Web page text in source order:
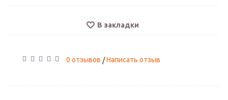
В закладки
0 отзывов /Написать отзыв